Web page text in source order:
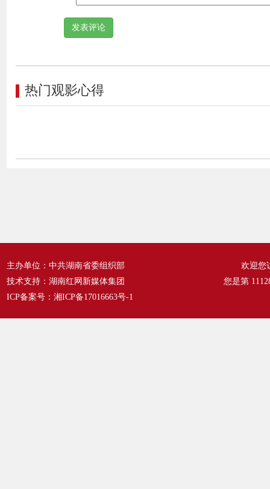
热门观影心得
主办单位：中共湖南省委组织部
技术支持：湖南红网新媒体集团
ICP备案号： 湘ICP备17016663号-1
欢迎您
您是第